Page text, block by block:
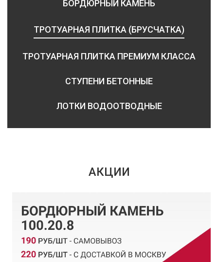
БОРДЮРНЫЙ КАМЕНЬ
ТРОТУАРНАЯ ПЛИТКА (БРУСЧАТКА)
ТРОТУАРНАЯ ПЛИТКА ПРЕМИУМ КЛАССА
СТУПЕНИ БЕТОННЫЕ
ЛОТКИ ВОДООТВОДНЫЕ
АКЦИИ